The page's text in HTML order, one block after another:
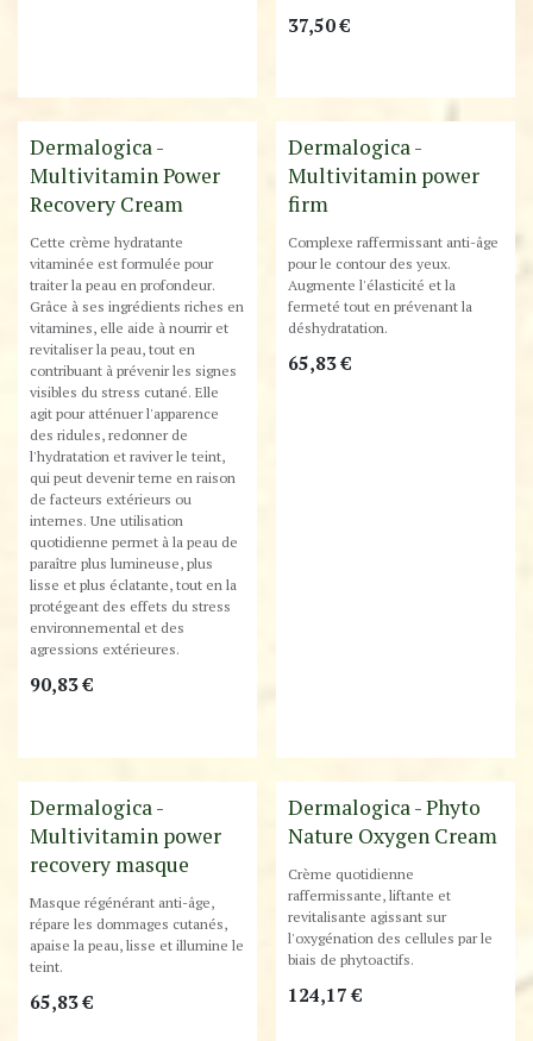
37,50€
Dermalogica -
Multivitamin Power
Recovery Cream
Cette crème hydratante
vitaminée est formulée pour
traiter la peau en profondeur.
Grâce à ses ingrédients riches en
vitamines, elle aide à nourrir et
revitaliser la peau, tout en
contribuant à prévenir les signes
visibles du stress cutané. Elle
agit pour atténuer l'apparence
des ridules, redonner de
l'hydratation et raviver le teint,
qui peut devenir terne en raison
de facteurs extérieurs ou
internes. Une utilisation
quotidienne permet à la peau de
paraître plus lumineuse, plus
lisse et plus éclatante, tout en la
protégeant des effets du stress
environnemental et des
agressions extérieures.
90,83€
Dermalogica -
Multivitamin power
firm
Complexe raffermissant anti-âge
pour le contour des yeux.
Augmente l'élasticité et la
fermeté tout en prévenant la
déshydratation.
65,83€
Best-Seller !
Dermalogica -
Multivitamin power
recovery masque
Masque régénérant anti-âge,
répare les dommages cutanés,
apaise la peau, lisse et illumine le
teint.
65,83€
Dermalogica - Phyto
Nature Oxygen Cream
Crème quotidienne
raffermissante, liftante et
revitalisante agissant sur
l'oxygénation des cellules par le
biais de phytoactifs.
124,17 €